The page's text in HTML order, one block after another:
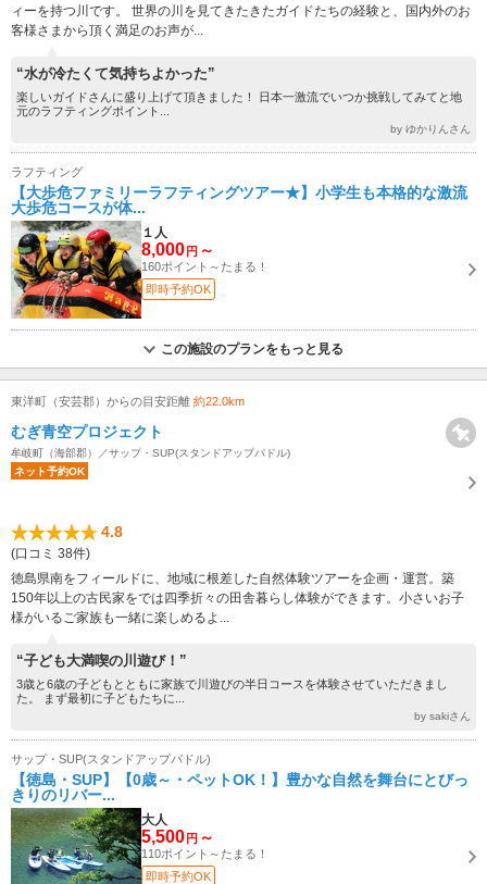
ィーを持つ川です。 世界の川を見てきたきたガイドたちの経験と、国内外のお
客様さまから頂く満足のお声が...
“水が冷たくて気持ちよかった”
楽しいガイドさんに盛り上げて頂きました！ 日本一激流でいつか挑戦してみてと地
元のラフティングポイント...
by ゆかりんさん
ラフティング
【大歩危ファミリーラフティングツアー★】小学生も本格的な激流
大歩危コースが体...
１人
8,000 円 ～
160ポイント～たまる！
即時予約OK
この施設のプランをもっと見る
東洋町（安芸郡）からの目安距離 約22.0km
むぎ青空プロジェクト
牟岐町（海部郡）／サップ・SUP(スタンドアップパドル)
ネット予約OK
4.8
(口コミ 38件)
徳島県南をフィールドに、地域に根差した自然体験ツアーを企画・運営。築
150年以上の古民家をでは四季折々の田舎暮らし体験ができます。小さいお子
様がいるご家族も一緒に楽しめるよ...
“子ども大満喫の川遊び！”
3歳と6歳の子どもとともに家族で川遊びの半日コースを体験させていただきまし
た。 まず最初に子どもたちに...
by sakiさん
サップ・SUP(スタンドアップパドル)
【徳島・SUP】【0歳～・ペットOK！】豊かな自然を舞台にとびっ
きりのリバー...
大人
5,500 円 ～
110ポイント～たまる！
即時予約OK